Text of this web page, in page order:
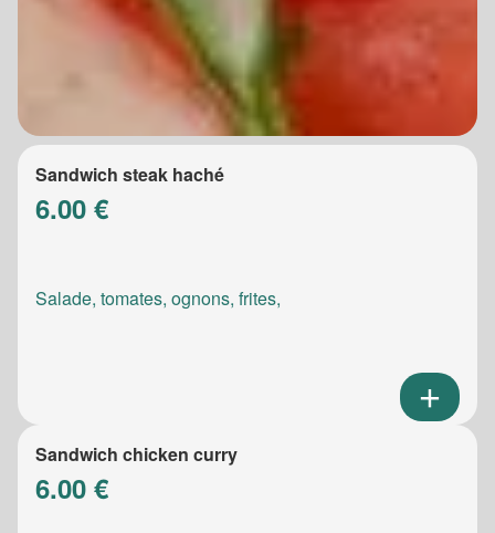
Sandwich steak haché
6.00 €
Salade, tomates, ognons, frites,
Sandwich chicken curry
6.00 €